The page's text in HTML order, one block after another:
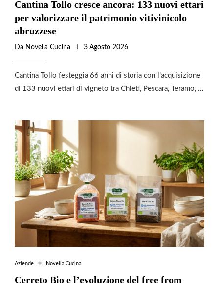
Cantina Tollo cresce ancora: 133 nuovi ettari
per valorizzare il patrimonio vitivinicolo
abruzzese
Da Novella Cucina 3 Agosto 2026
Cantina Tollo festeggia 66 anni di storia con l’acquisizione
di 133 nuovi ettari di vigneto tra Chieti, Pescara, Teramo, …
Aziende Novella Cucina
Cerreto Bio e l’evoluzione del free from